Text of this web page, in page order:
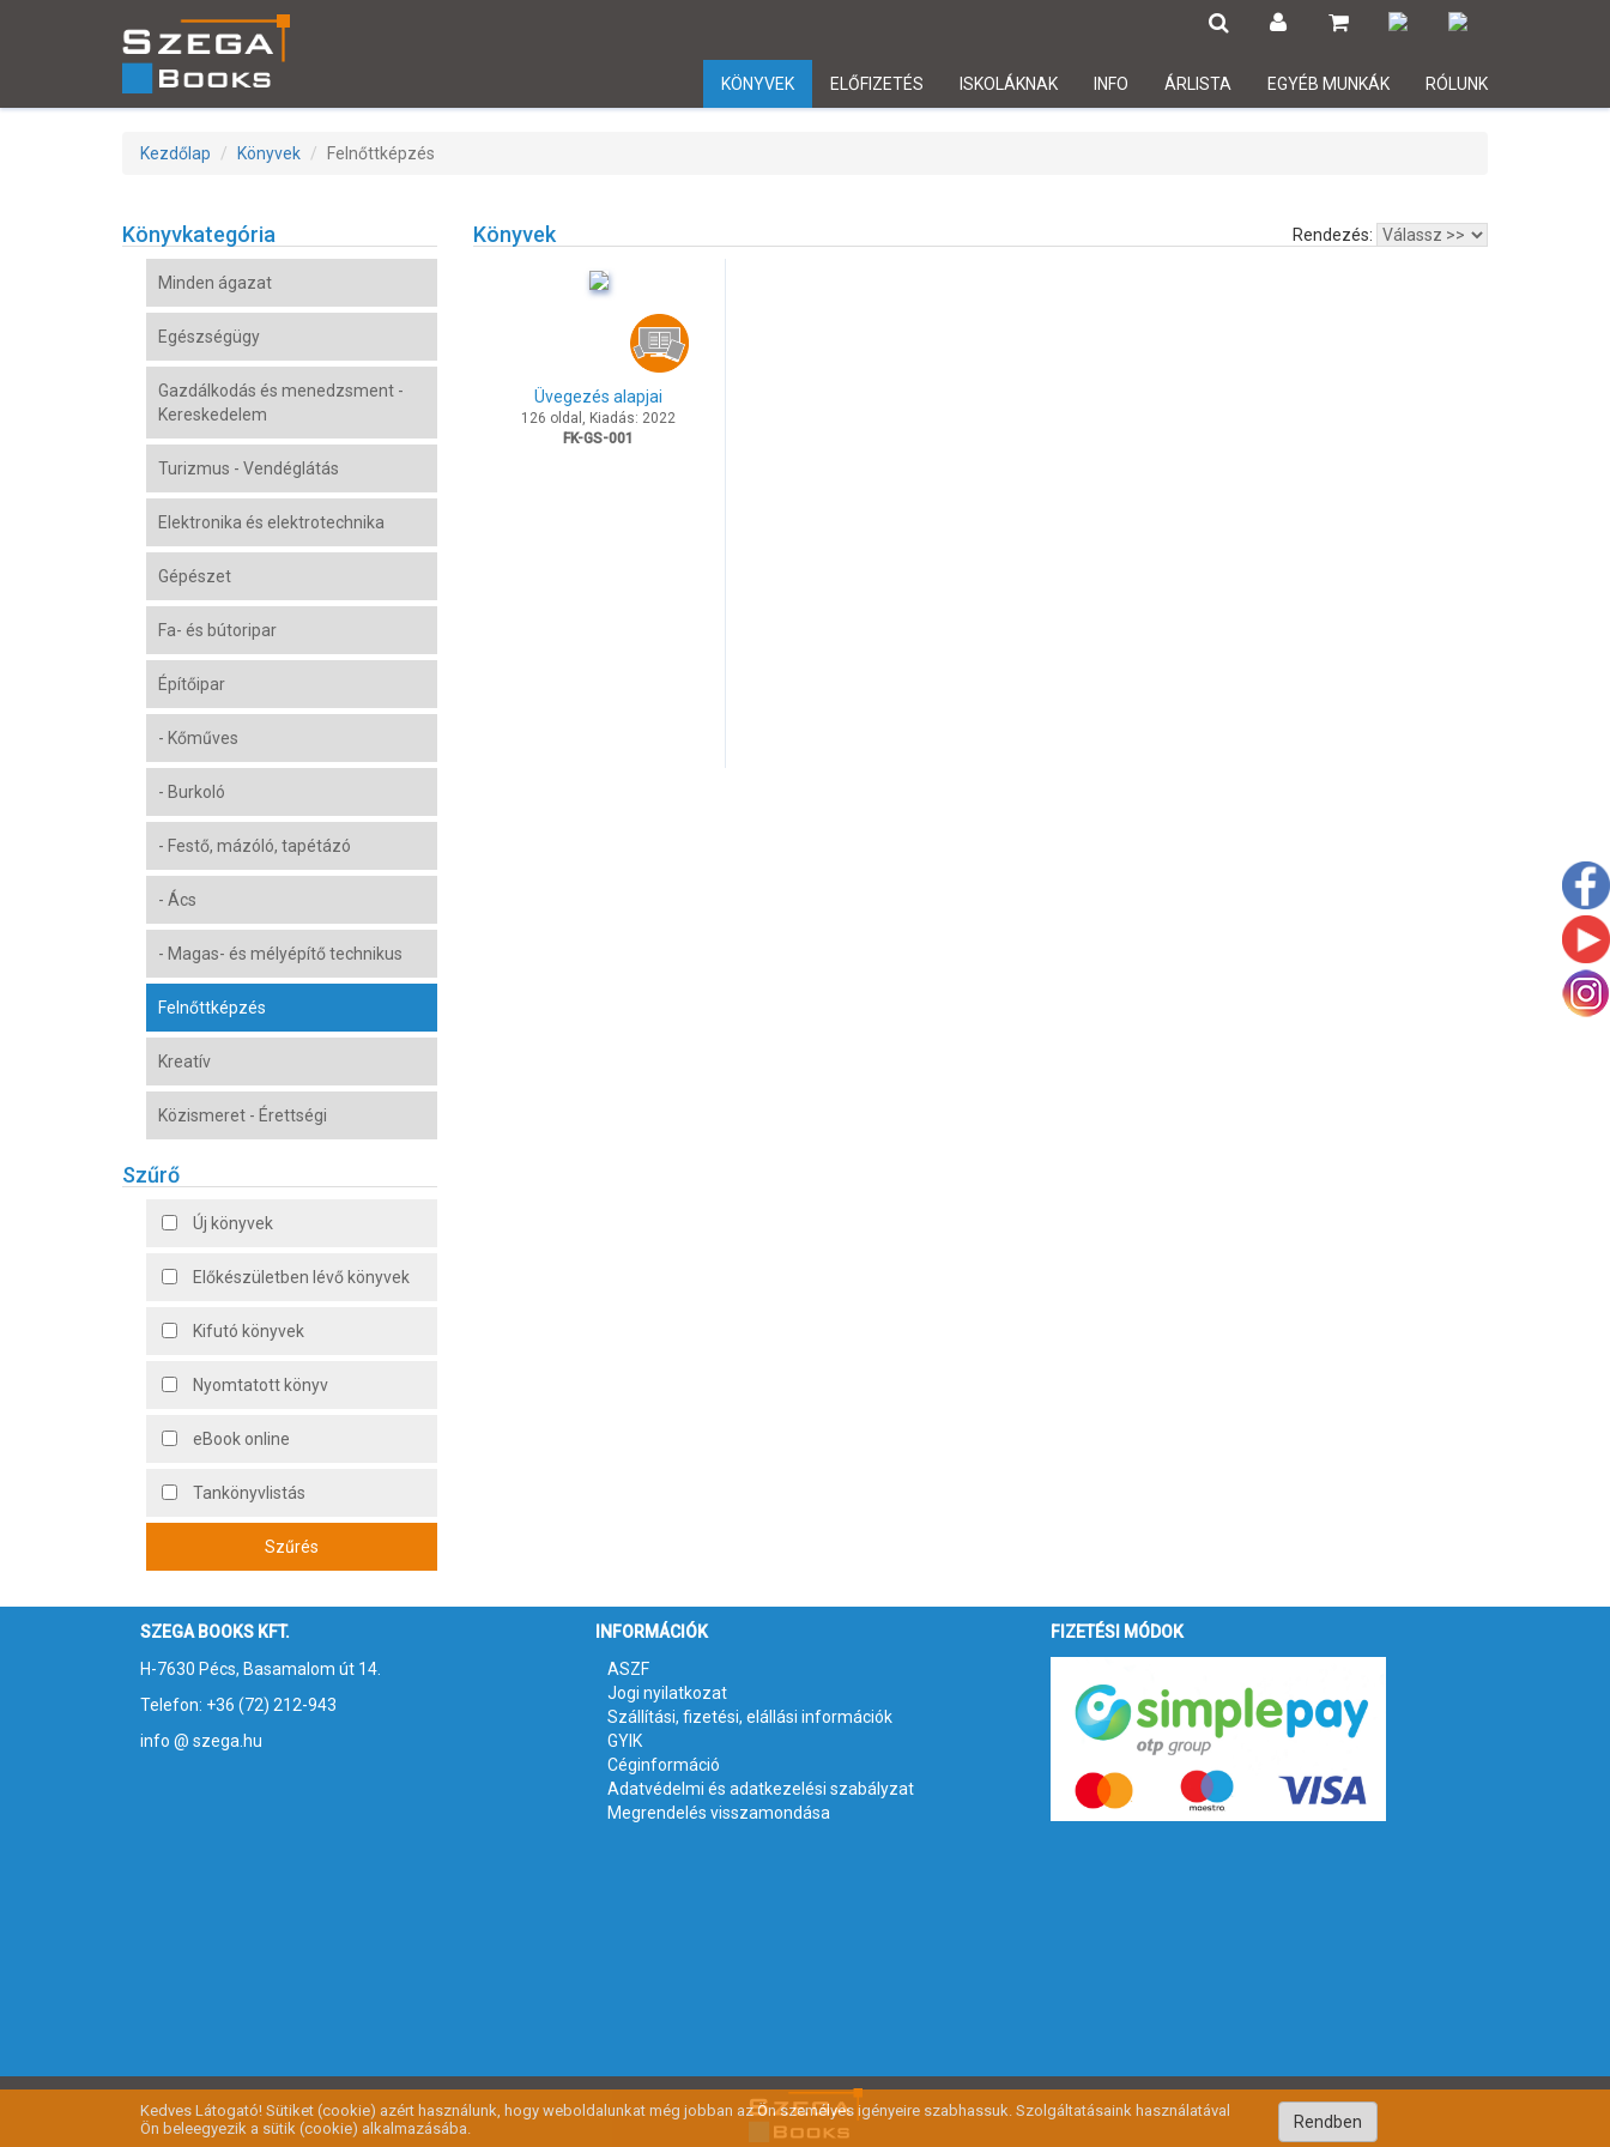
KÖNYVEK ELŐFIZETÉS ISKOLÁKNAK INFO ÁRLISTA EGYÉB MUNKÁK RÓLUNK
Kezdőlap Könyvek Felnőttképzés
Könyvkategória
Minden ágazat
Egészségügy
Gazdálkodás és menedzsment -
Kereskedelem
Turizmus - Vendéglátás
Elektronika és elektrotechnika
Gépészet
Fa- és bútoripar
Építőipar
- Kőműves
- Burkoló
- Festő, mázóló, tapétázó
- Ács
- Magas- és mélyépítő technikus
Felnőttképzés
Kreatív
Közismeret - Érettségi
Szűrő
Új könyvek
Előkészületben lévő könyvek
Kifutó könyvek
Nyomtatott könyv
eBook online
Tankönyvlistás
Szűrés
Könyvek Rendezés:
Üvegezés alapjai
126 oldal, Kiadás: 2022
FK-GS-001
SZEGA BOOKS KFT.
H-7630 Pécs, Basamalom út 14.
Telefon: +36 (72) 212-943
info @ szega.hu
INFORMÁCIÓK
ASZF
Jogi nyilatkozat
Szállítási, fizetési, elállási információk
GYIK
Céginformáció
Adatvédelmi és adatkezelési szabályzat
Megrendelés visszamondása
FIZETÉSI MÓDOK
Kedves Látogató! Sütiket (cookie) azért használunk, hogy weboldalunkat még jobban az Ön személyes igényeire szabhassuk. Szolgáltatásaink használatával
Ön beleegyezik a sütik (cookie) alkalmazásába.
Rendben